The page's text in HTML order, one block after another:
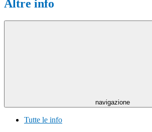
Altre info
navigazione
Tutte le info